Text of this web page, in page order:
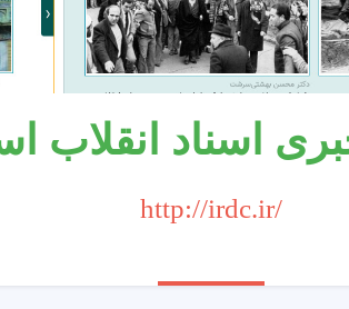
اسناد انقلاب
http://irdc.ir/